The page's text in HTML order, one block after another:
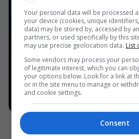
Your personal data will be processed
your device (cookies, unique
data) may be stored by, accessed by
partners, or used specifically by this
may use precise geolocation data. List
Some vendors may process your
of legitimate interest, which you can
your options below. Look for a link at
or in the site menu to manage or
and cookie settings.
Consent